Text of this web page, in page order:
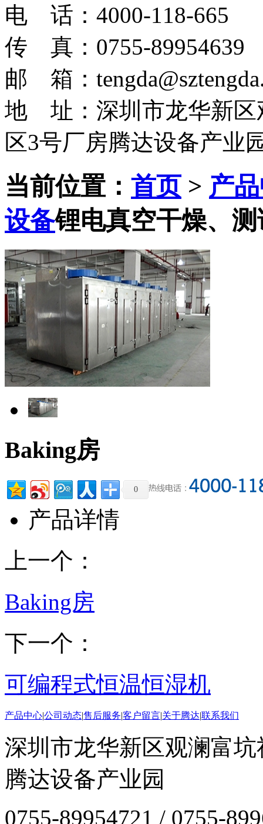
电 话：4000-118-665
传 真：0755-89954639
邮 箱：
地 址：深圳市龙华新区
区3号厂房腾达设备产业
当前位置： 首页> 产
设备锂电真空干燥、
Baking房
0
产品详情
上一个：
Baking房
下一个：
可编程式恒温恒湿机
产品中心|公司动态|售后服务|客户留言|关于腾达|联系我们
深圳市龙华新区观澜富
腾达设备产业园
0755-89954721 / 0755-